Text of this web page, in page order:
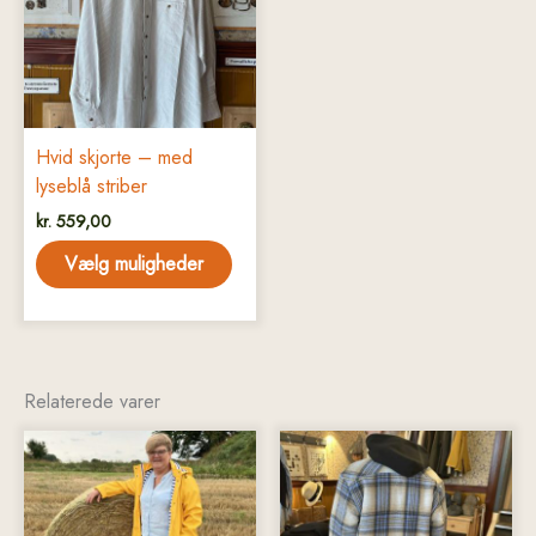
Hvid skjorte – med
lyseblå striber
kr. 559,00
Vælg muligheder
varianter.
Mulighederne
kan
vælges
varesiden
Relaterede varer
Dette
vare
har
flere
Dette
vare
har
flere